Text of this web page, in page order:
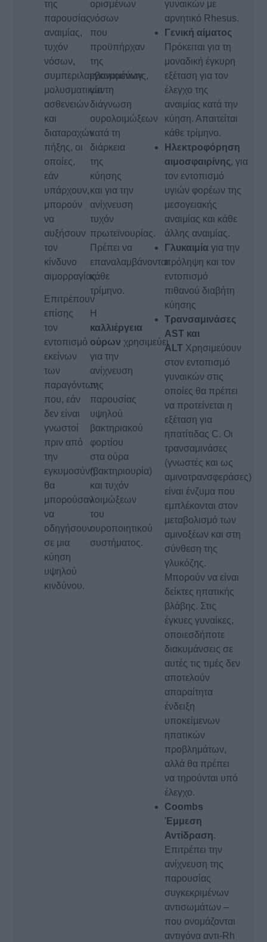
της
παρουσίας
αναιμίας,
τυχόν
νόσων,
συμπεριλαμβανομένων
μολυσματικών
ασθενειών
και
διαταραχών
πήξης, οι
οποίες,
εάν
υπάρχουν,
μπορούν
να
αυξήσουν
τον
κίνδυνο
αιμορραγίας.
Επιτρέπουν
επίσης
τον
εντοπισμό
εκείνων
των
παραγόντων
που, εάν
δεν είναι
γνωστοί
πριν από
την
εγκυμοσύνη,
θα
μπορούσαν
να
οδηγήσουν
σε μια
κύηση
υψηλού
κινδύνου.
ορισμένων
νόσων
που
προϋπήρχαν
της
εγκυμοσύνης,
για τη
διάγνωση
ουρολοιμώξεων
κατά τη
διάρκεια
της
κύησης
και για την
ανίχνευση
τυχόν
πρωτεϊνουρίας.
Πρέπει να
επαναλαμβάνονται
κάθε
τρίμηνο.
Η
καλλιέργεια
ούρωνχρησιμεύει
για την
ανίχνευση
της
παρουσίας
υψηλού
βακτηριακού
φορτίου
στα ούρα
(βακτηριουρία)
και τυχόν
λοιμώξεων
του
ουροποιητικού
συστήματος.
γυναικών με
αρνητικό Rhesus.
Γενική αίματος
Πρόκειται για τη
μοναδική έγκυρη
εξέταση για τον
έλεγχο της
αναιμίας κατά την
κύηση. Απαιτείται
κάθε τρίμηνο.
Ηλεκτροφόρηση
αιμοσφαιρίνης, για
τον εντοπισμό
υγιών φορέων της
μεσογειακής
αναιμίας και κάθε
άλλης αναιμίας.
Γλυκαιμίαγια την
πρόληψη και τον
εντοπισμό
πιθανού διαβήτη
κύησης
Τρανσαμινάσες
AST και
ALT Χρησιμεύουν
στον εντοπισμό
γυναικών στις
οποίες θα πρέπει
να προτείνεται η
εξέταση για
ηπατίτιδας C. Οι
τρανσαμινάσες
(γνωστές και ως
αμινοτρανσφεράσες)
είναι ένζυμα που
εμπλέκονται στον
μεταβολισμό των
αμινοξέων και στη
σύνθεση της
γλυκόζης.
Μπορούν να είναι
δείκτες ηπατικής
βλάβης. Στις
έγκυες γυναίκες,
οποιεσδήποτε
διακυμάνσεις σε
αυτές τις τιμές δεν
αποτελούν
απαραίτητα
ένδειξη
υποκείμενων
ηπατικών
προβλημάτων,
αλλά θα πρέπει
να τηρούνται υπό
έλεγχο.
Coombs
Έμμεση
Αντίδραση.
Επιτρέπει την
ανίχνευση της
παρουσίας
συγκεκριμένων
αντισωμάτων –
που ονομάζονται
αντιγόνα αντι-Rh